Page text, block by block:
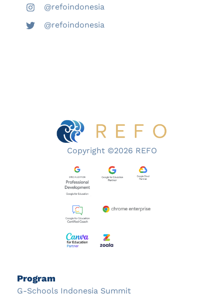
@refoindonesia
@refoindonesia
Copyright ©2026 REFO
Program
G-Schools Indonesia Summit